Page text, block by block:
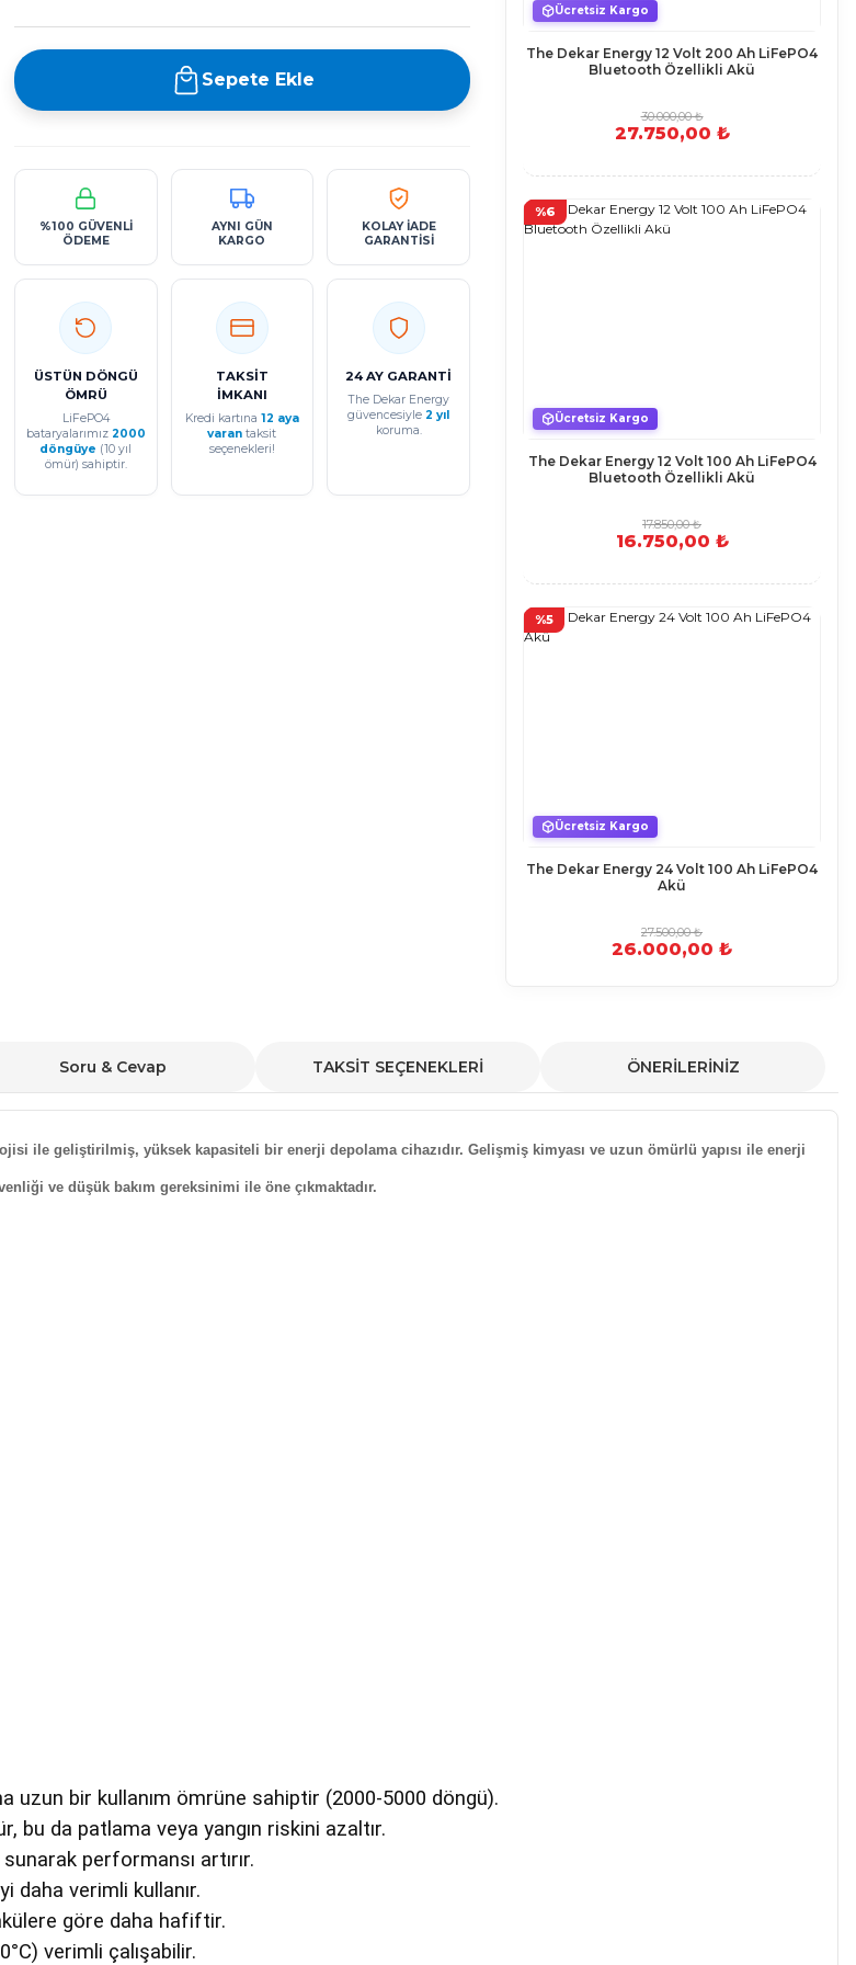
Sepete Ekle
%100 GÜVENLİ
ÖDEME
AYNI GÜN
KARGO
KOLAY İADE
GARANTİSİ
ÜSTÜN DÖNGÜ
ÖMRÜ
LiFePO4
bataryalarımız 2000
döngüye (10 yıl
ömür) sahiptir.
TAKSİT
İMKANI
Kredi kartına 12 aya
varan taksit
seçenekleri!
24 AY GARANTİ
The Dekar Energy
güvencesiyle2 yıl
koruma.
Ücretsiz Kargo
The Dekar Energy 12 Volt 200 Ah LiFePO4
Bluetooth Özellikli Akü
30.000,00 ₺
27.750,00 ₺
%6
Ücretsiz Kargo
The Dekar Energy 12 Volt 100 Ah LiFePO4
Bluetooth Özellikli Akü
17.850,00 ₺
16.750,00 ₺
%5
Ücretsiz Kargo
The Dekar Energy 24 Volt 100 Ah LiFePO4
Akü
27.500,00 ₺
26.000,00 ₺
Soru & Cevap TAKSİT SEÇENEKLERİ ÖNERİLERİNİZ
ile geliştirilmiş, yüksek kapasiteli bir enerji depolama cihazıdır. Gelişmiş kimyası ve uzun ömürlü yapısı ile enerji
ve düşük bakım gereksinimi ile öne çıkmaktadır.
uzun bir kullanım ömrüne sahiptir (2000-5000 döngü).
bu da patlama veya yangın riskini azaltır.
performansı artırır.
daha verimli kullanır.
göre daha hafiftir.
verimli çalışabilir.